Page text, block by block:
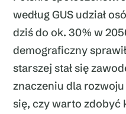
według GUS udział
dziś do ok. 30% w
demograficzny
starszej stał się
znaczeniu dla
się, czy warto zdobyć